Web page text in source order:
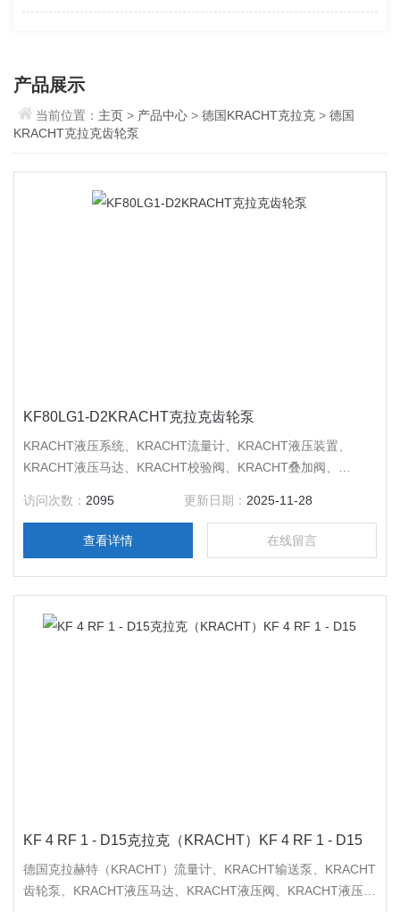
产品展示
当前位置： 主页> 产品中心>德国KRACHT克拉克 >德国
KRACHT克拉克齿轮泵
KF80LG1-D2KRACHT克拉克齿轮泵
KRACHT液压系统、KRACHT流量计、KRACHT液压装置、
KRACHT液压马达、KRACHT校验阀、KRACHT叠加阀、
压阀、KRACHT汽缸、KRACHT油缸、KRACHT离心泵、
KRACHT输送泵、KRACHT水力发动机 、KRACHT齿轮泵、
访问次数： 2095 更新日期： 2025-11-28
查看详情 在线留言
KF 4 RF 1 - D15克拉克（KRACHT）KF 4 RF 1 - D15
德国克拉赫特（KRACHT）流量计、KRACHT输送泵、KRACHT
齿轮泵、KRACHT液压马达、KRACHT液压阀、KRACHT液压